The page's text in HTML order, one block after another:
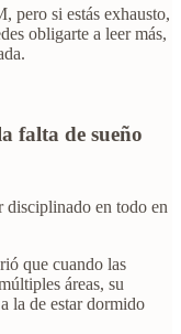
pero si estás exhausto,
obligarte a leer más,
falta de sueño
disciplinado en todo en
que cuando las
áreas, su
la de estar dormido